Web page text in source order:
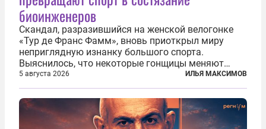
биоинженеров
Скандал, разразившийся на женской велогонке
«Тур де Франс Фамм», вновь приоткрыл миру
неприглядную изнанку большого спорта.
Выяснилось, что некоторые гонщицы меняют
размер груди ради улучшения аэродинамики. За
фасадом труда, мастерства, упорства и
благородства, которые мы привыкли
ассоциировать с...
5 августа 2026 ИЛЬЯ МАКСИМОВ